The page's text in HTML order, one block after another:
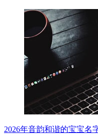
2026年音韵和谐的宝宝名